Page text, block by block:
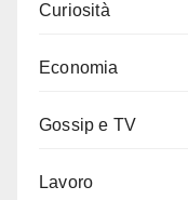
Curiosità
Economia
Gossip e TV
Lavoro